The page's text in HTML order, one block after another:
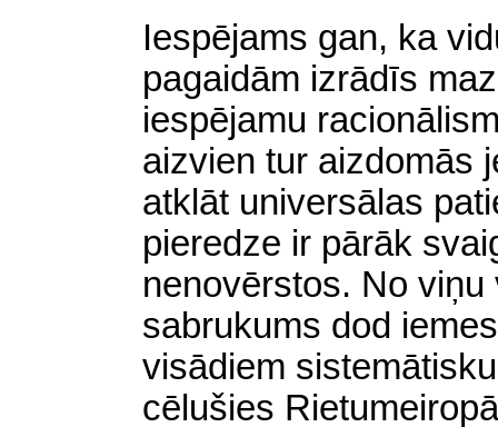
Iespējams gan, ka
pagaidām izrādīs
iespējamu
aizvien tur aizdomās
atklāt universālas
pieredze ir pārāk
nenovērstos. No
sabrukums dod
visādiem
cēlušies